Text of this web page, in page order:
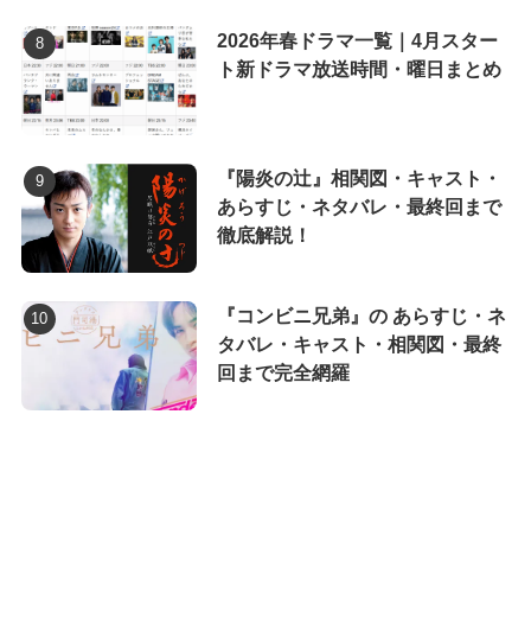
2026年春ドラマ一覧｜4月スター
ト新ドラマ放送時間・曜日まとめ
『陽炎の辻』相関図・キャスト・
あらすじ・ネタバレ・最終回まで
徹底解説！
『コンビニ兄弟』の あらすじ・ネ
タバレ・キャスト・相関図・最終
回まで完全網羅